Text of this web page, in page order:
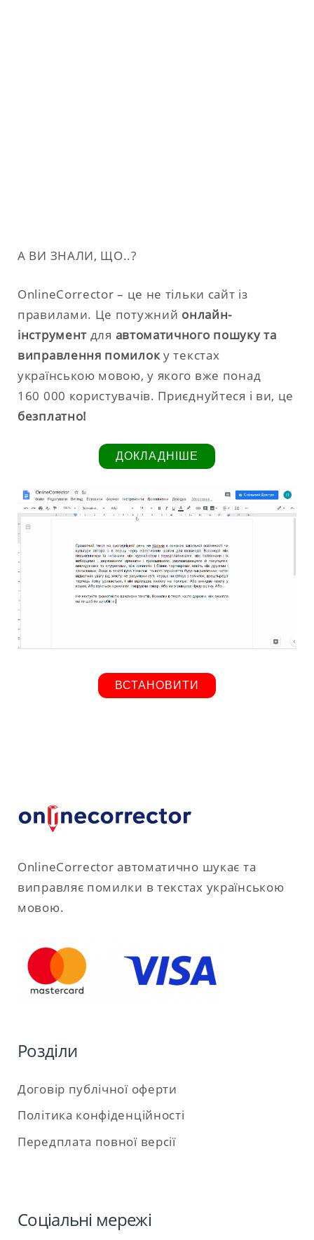
А ВИ ЗНАЛИ, ЩО..?
OnlineCorrector – це не тільки сайт із
правилами. Це потужний онлайн-
інструмент для автоматичного пошуку та
виправлення помилок у текстах
українською мовою, у якого вже понад
160 000 користувачів. Приєднуйтеся і ви, це
безплатно!
ДОКЛАДНІШЕ
ВСТАНОВИТИ
OnlineCorrector автоматично шукає та
виправляє помилки в текстах українською
мовою.
Розділи
Договір публічної оферти
Політика конфіденційності
Передплата повної версії
Соціальні мережі